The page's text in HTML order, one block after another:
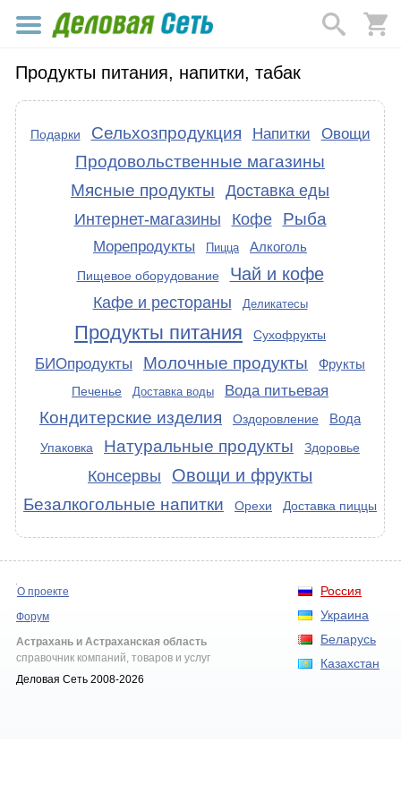
Продукты питания, напитки, табак
Подарки Сельхозпродукция Напитки Овощи
Продовольственные магазины
Мясные продукты
Доставка еды
Интернет-магазины
Кофе Рыба
Морепродукты Пицца Алкоголь
Пищевое оборудование Чай и кофе
Кафе и рестораны Деликатесы
Продукты питания Сухофрукты
БИОпродукты Молочные продукты Фрукты
Печенье Доставка воды Вода питьевая
Кондитерские изделия Оздоровление Вода
Упаковка Натуральные продукты Здоровье
Консервы Овощи и фрукты
Безалкогольные напитки Орехи Доставка пиццы
Россия
Украина
Беларусь
Казахстан
О проекте
Форум
Астрахань и Астраханская область
справочник компаний, товаров и услуг
Деловая Сеть 2008-2026